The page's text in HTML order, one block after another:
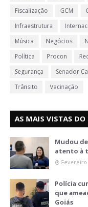
Fiscalização
GCM
Infraestrutura
Música
Negócios
Política
Procon
Segurança
Senador
Trânsito
Vacinação
AS MAIS VISTAS DO
Mudou
atento à
Fevereiro
Polícia
que
Goiás